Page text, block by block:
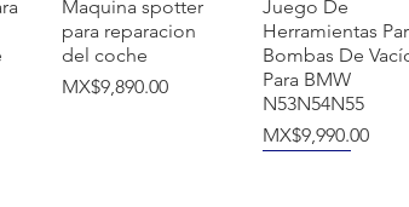
Quick View
Maquina spotter
para reparacion
del coche
Price
MX$9,890.00
Quick View
Juego De
Herramientas
Bombas De
Para BMW
N53N54N55
Price
MX$9,990.00